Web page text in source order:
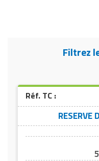
Filtrez
Réf. TC :